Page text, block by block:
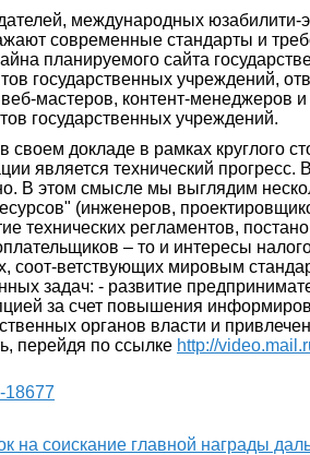
международных
современные стандарты и
планируемого сайта
государственных учреждений,
мастеров, контент-менеджеров
государственных учреждений.
своем докладе в рамках
является технический
В этом смысле мы выглядим
(инженеров,
технических регламентов,
– то и интересы
ветствующих мировым
задач: - развитие
за счет повышения
органов власти и
перейдя по ссылке http://
18677
на соискание главной награды